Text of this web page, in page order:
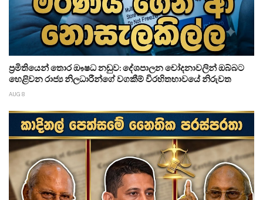
ප්‍රමිතියෙන් තොර ඖෂධ නඩුව: දේශපාලන චෝදනාවලින් ඔබ්බට
හෙළිවන රාජ්‍ය නිලධාරීන්ගේ වගකීම් විරහිතභාවයේ නිරුවත
AUG 8